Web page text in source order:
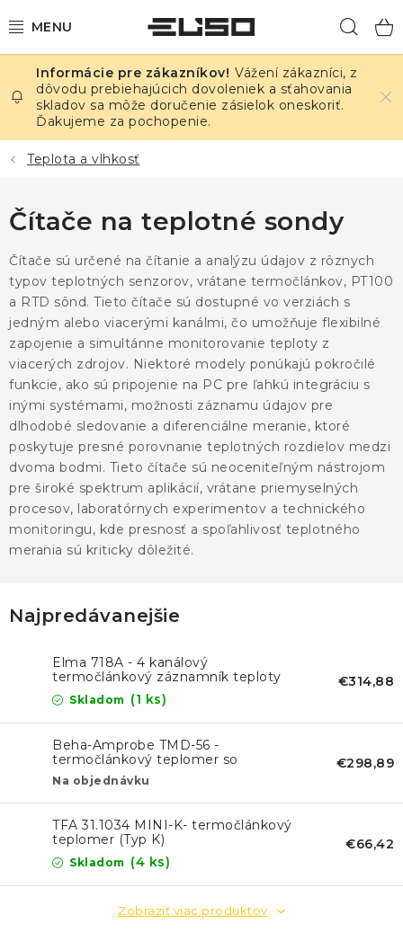
na
ELEKTRINA
TEPLOTA A VLHKOSŤ
TLAK A ÚNIKY
ZÁZNAMNÍKY
KALIBRÁCIA
TLAČ DPS
OSTATNÉ
KONTAKTY
BLOG
ZNAČKY
Obchodné podmienky GDPR
Vážení zákazníci, z
dôvodu prebiehajúcich dovoleniek a sťahovania
skladov sa môže doručenie zásielok oneskoriť.
Ďakujeme za pochopenie.
Teplota a vlhkosť
Čítače na teplotné sondy
Čítače sú určené na čítanie a analýzu údajov z rôznych
typov teplotných senzorov, vrátane termočlánkov, PT100
a RTD sônd. Tieto čítače sú dostupné vo verziách s
jedným alebo viacerými kanálmi, čo umožňuje flexibilné
zapojenie a simultánne monitorovanie teploty z
viacerých zdrojov. Niektoré modely ponúkajú pokročilé
funkcie, ako sú pripojenie na PC pre ľahkú integráciu s
inými systémami, možnosti záznamu údajov pre
dlhodobé sledovanie a diferenciálne meranie, ktoré
poskytuje presné porovnanie teplotných rozdielov medzi
dvoma bodmi. Tieto čítače sú neoceniteľným nástrojom
pre široké spektrum aplikácií, vrátane priemyselných
procesov, laboratórnych experimentov a technického
monitoringu, kde presnosť a spoľahlivosť teplotného
merania sú kriticky dôležité.
Najpredávanejšie
Elma 718A - 4 kanálový
termočlánkový záznamník teploty
-200 až 1370 °C , K, J, E, T
Skladom (1 ks)
€314,88
Beha-Amprobe TMD-56 -
termočlánkový teplomer so
záznamníkom a USB
Na objednávku
€298,89
TFA 31.1034 MINI-K- termočlánkový
teplomer (Typ K)
Skladom (4 ks)
€66,42
Zobraziť viac produktov